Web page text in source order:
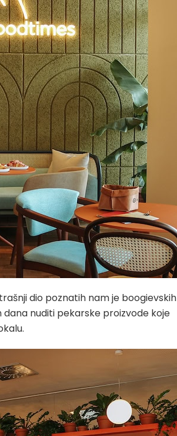
dio poznatih nam je boogievskih
nuditi pekarske proizvode koje